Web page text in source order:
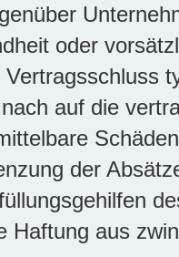
oder
auf die
der
Haftung aus